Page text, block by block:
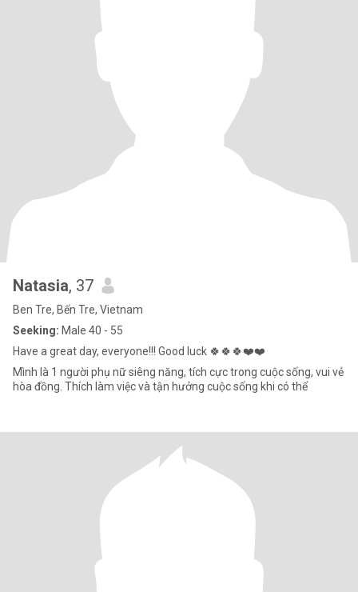
Natasia, 37
Ben Tre, Bến Tre, Vietnam
Seeking: Male 40 - 55
Have a great day, everyone!!! Good luck 🍀🍀🍀❤️❤️
Mình là 1 người phụ nữ siêng năng, tích cực trong cuộc sống, vui vẻ
hòa đồng. Thích làm việc và tận hưởng cuộc sống khi có thể